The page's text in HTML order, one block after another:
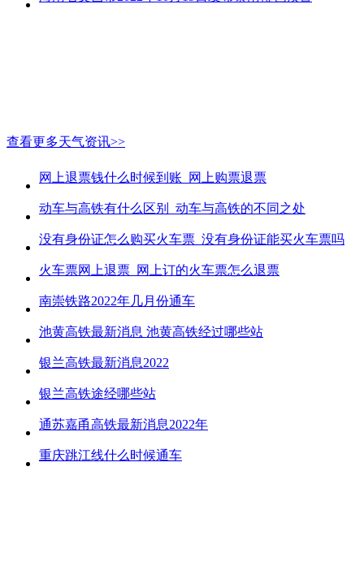
查看更多天气资讯>>
网上退票钱什么时候到账_网上购票退票
动车与高铁有什么区别_动车与高铁的不同之处
没有身份证怎么购买火车票_没有身份证能买火车票吗
火车票网上退票_网上订的火车票怎么退票
南崇铁路2022年几月份通车
池黄高铁最新消息 池黄高铁经过哪些站
银兰高铁最新消息2022
银兰高铁途经哪些站
通苏嘉甬高铁最新消息2022年
重庆跳江线什么时候通车